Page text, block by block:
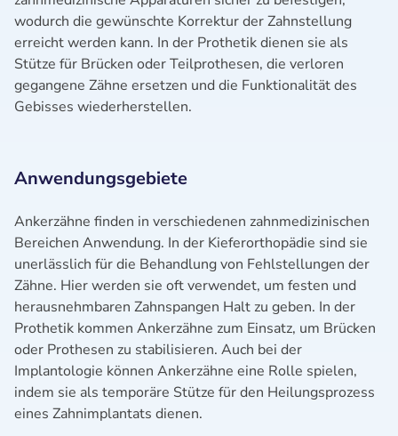
wodurch die gewünschte Korrektur der Zahnstellung
erreicht werden kann. In der Prothetik dienen sie als
Stütze für Brücken oder Teilprothesen, die verloren
gegangene Zähne ersetzen und die Funktionalität des
Gebisses wiederherstellen.
Anwendungsgebiete
Ankerzähne finden in verschiedenen zahnmedizinischen
Bereichen Anwendung. In der Kieferorthopädie sind sie
unerlässlich für die Behandlung von Fehlstellungen der
Zähne. Hier werden sie oft verwendet, um festen und
herausnehmbaren Zahnspangen Halt zu geben. In der
Prothetik kommen Ankerzähne zum Einsatz, um Brücken
oder Prothesen zu stabilisieren. Auch bei der
Implantologie können Ankerzähne eine Rolle spielen,
indem sie als temporäre Stütze für den Heilungsprozess
eines Zahnimplantats dienen.